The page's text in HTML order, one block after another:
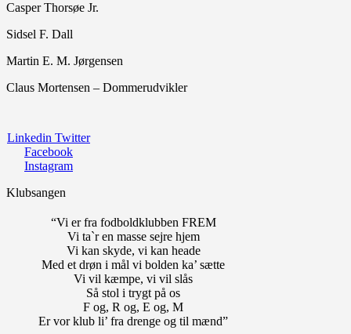
Casper Thorsøe Jr.
Sidsel F. Dall
Martin E. M. Jørgensen
Claus Mortensen – Dommerudvikler
Linkedin Twitter
Facebook
Instagram
Klubsangen
“Vi er fra fodboldklubben FREM
Vi ta`r en masse sejre hjem
Vi kan skyde, vi kan heade
Med et drøn i mål vi bolden ka’ sætte
Vi vil kæmpe, vi vil slås
Så stol i trygt på os
F og, R og, E og, M
Er vor klub li’ fra drenge og til mænd”